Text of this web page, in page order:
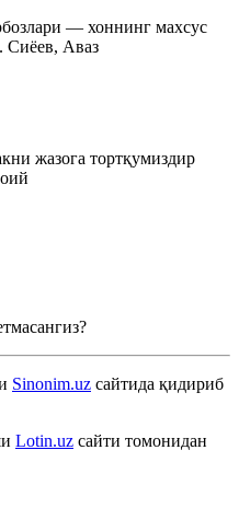
— хоннинг махсус
Сиёев, Аваз
жазога тортқумиздир
Sinonim.uz сайтида қидириб
Lotin.uz сайти томонидан